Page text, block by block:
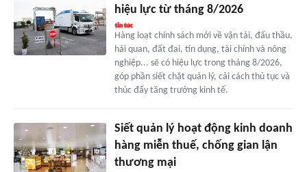
hiệu lực từ tháng 8/2026
Hàng loạt chính sách mới về vận tải, đấu thầu,
hải quan, đất đai, tín dụng, tài chính và nông
nghiệp... sẽ có hiệu lực trong tháng 8/2026,
góp phần siết chặt quản lý, cải cách thủ tục và
thúc đẩy tăng trưởng kinh tế.
Siết quản lý hoạt động kinh doanh
hàng miễn thuế, chống gian lận
thương mại